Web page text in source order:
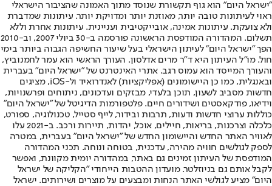
"ישראל היום" הוא גוף תקשורת שנוסד מתוך האמונה שהציבור הישראלי
ראוי לעיתונות טובה יותר, מאוזנת יותר ומדויקת יותר. עיתונות שמדברת
ולא צועקת. עיתונות אמינה, אובייקטיבית ועניינית. עיתונות אחרת וללא
תשלום. המהדורה המודפסת הראשונה פורסמה ב-30 ביולי 2007, וב-2010
הפך "ישראל היום" לעיתון הישראלי בעל שיעור החשיפה הגבוה ביותר בימי
חול. מו"ל העיתון היא ד"ר מרים אדלסון. העורך הראשי הוא עמר לחמנוביץ,
והעורך המייסד הוא עמוס רגב. אתרי האינטרנט של "ישראל היום" בעברית
ובאנגלית, כמו כן היישומונים (אפליקציות) לאנדרואיד ול-iOS, מציגים
חדשות מסביב לשעון, תוכן בלעדי, מבזקים ועדכונים, ניתוחים ופרשנויות,
וידיאו, פודקאסטים ושידורים חיים. פלטפורמות הדיגיטל של "ישראל היום"
כוללות ערוצי חדשות ודעות, תרבות ובידור, לייף סטייל, טכנולוגיה, ספורט,
כלכלה וצרכנות, בריאות, חיילים, אוכל, יהדות, תיירות ורכב. ב-2021 עלו
לאוויר האתר החדש והיישומון החדש של "ישראל היום" בעברית, במטרה
לספק לגולשים חוויה מהירה, עדכנית, בטוחה ונוחה. תכני המהדורה
המודפסת של העיתון זמינים גם באתר, במהדורה יומית מקוונת, ואפשר
לקבל אותם גם בניוזלטר. מועדון ההטבות הייחודי "הקליקה של ישראל
היום" מציע לגולשי האתר הנחות ומבצעים על מוצרים ושירותים. ישראל